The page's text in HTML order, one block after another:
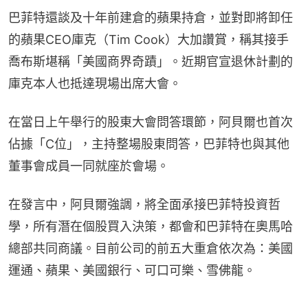
巴菲特還談及十年前建倉的蘋果持倉，並對即將卸任
的蘋果CEO庫克（Tim Cook）大加讚賞，稱其接手
喬布斯堪稱「美國商界奇蹟」。近期官宣退休計劃的
庫克本人也抵達現場出席大會。
在當日上午舉行的股東大會問答環節，阿貝爾也首次
佔據「C位」，主持整場股東問答，巴菲特也與其他
董事會成員一同就座於會場。
在發言中，阿貝爾強調，將全面承接巴菲特投資哲
學，所有潛在個股買入決策，都會和巴菲特在奧馬哈
總部共同商議。目前公司的前五大重倉依次為：美國
運通、蘋果、美國銀行、可口可樂、雪佛龍。